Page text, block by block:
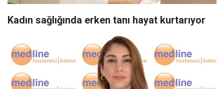
Kadın sağlığında erken tanı hayat kurtarıyor